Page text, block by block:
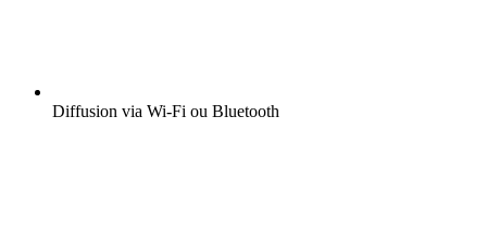
Diffusion via Wi-Fi ou Bluetooth